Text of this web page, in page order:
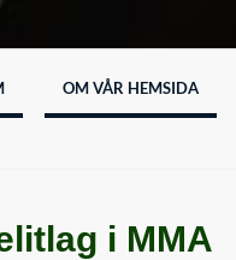
OM VÅR HEMSIDA
i MMA